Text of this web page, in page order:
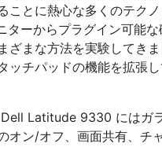
ことに熱心な多くのテク
ターからプラグイン可能
ざまな方法を実験してき
ッチパッドの機能を拡張
Latitude 9330 にはガ
オン/オフ、画面共有、チ